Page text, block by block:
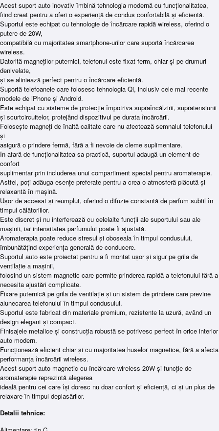
Acest suport auto inovativ îmbină tehnologia modernă cu funcționalitatea,
fiind creat pentru a oferi o experiență de condus confortabilă și eficientă.
Suportul este echipat cu tehnologie de încărcare rapidă wireless, oferind o
putere de 20W,
compatibilă cu majoritatea smartphone-urilor care suportă încărcarea
wireless.
Datorită magneților puternici, telefonul este fixat ferm, chiar și pe drumuri
denivelate,
și se aliniează perfect pentru o încărcare eficientă.
Suportă telefoanele care folosesc tehnologia Qi, inclusiv cele mai recente
modele de iPhone și Android.
Este echipat cu sisteme de protecție împotriva supraîncălzirii, supratensiunii
și scurtcircuitelor, protejând dispozitivul pe durata încărcării.
Folosește magneți de înaltă calitate care nu afectează semnalul telefonului
și
asigură o prindere fermă, fără a fi nevoie de cleme suplimentare.
În afară de funcționalitatea sa practică, suportul adaugă un element de
confort
suplimentar prin includerea unui compartiment special pentru aromaterapie.
Astfel, poți adăuga esențe preferate pentru a crea o atmosferă plăcută și
relaxantă în mașină.
Ușor de accesat și reumplut, oferind o difuzie constantă de parfum subtil în
timpul călătoriilor.
Este discret și nu interferează cu celelalte funcții ale suportului sau ale
mașinii, iar intensitatea parfumului poate fi ajustată.
Aromaterapia poate reduce stresul și oboseala în timpul condusului,
îmbunătățind experiența generală de conducere.
Suportul auto este proiectat pentru a fi montat ușor și sigur pe grila de
ventilație a mașinii,
folosind un sistem magnetic care permite prinderea rapidă a telefonului fără a
necesita ajustări complicate.
Fixare puternică pe grila de ventilație și un sistem de prindere care previne
alunecarea telefonului în timpul condusului.
Suportul este fabricat din materiale premium, rezistente la uzură, având un
design elegant și compact.
Finisajele metalice și construcția robustă se potrivesc perfect în orice interior
auto modern.
Funcționează eficient chiar și cu majoritatea huselor magnetice, fără a afecta
performanța încărcării wireless.
Acest suport auto magnetic cu încărcare wireless 20W și funcție de
aromaterapie reprezintă alegerea
ideală pentru cei care își doresc nu doar confort și eficiență, ci și un plus de
relaxare în timpul deplasărilor.
Detalii tehnice: